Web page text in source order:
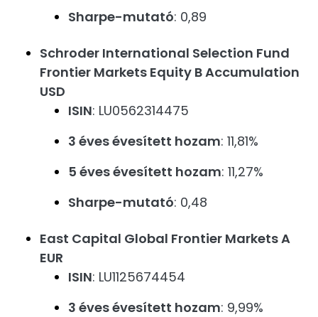
Sharpe-mutató: 0,89
Schroder International Selection Fund
Frontier Markets Equity B Accumulation
USD
ISIN: LU0562314475
3 éves évesített hozam: 11,81%
5 éves évesített hozam: 11,27%
Sharpe-mutató: 0,48
East Capital Global Frontier Markets A
EUR
ISIN: LU1125674454
3 éves évesített hozam: 9,99%